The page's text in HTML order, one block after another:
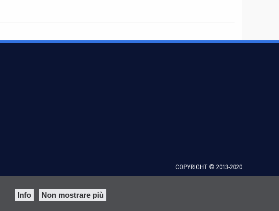
Info Non mostrare più
COPYRIGHT © 2013-2020